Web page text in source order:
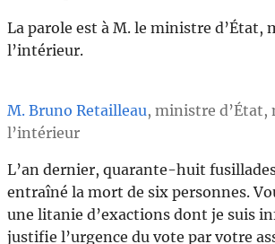
La parole est à M. le ministre d’État,
l’intérieur.
M. Bruno Retailleau, ministre d’État,
l’intérieur
L’an dernier, quarante-huit
entraîné la mort de six personnes.
une litanie d’exactions dont je suis
justifie l’urgence du vote par votre